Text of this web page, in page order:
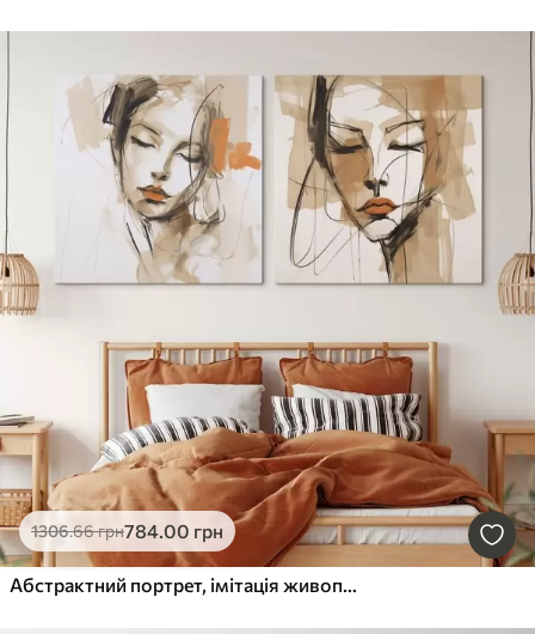
1306.66грн784.00 грн
Абстрактний портрет, імітація живопису